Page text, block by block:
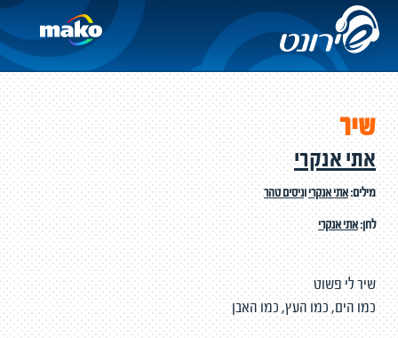
שיר
אתי אנקרי
מילים:אתי אנקריוניסים טהר
לחן:אתי אנקרי
שיר לי פשוט
כמו הים, כמו העץ, כמו האבן